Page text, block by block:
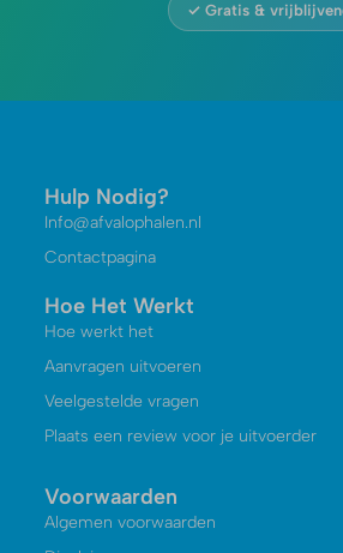
✓ Gratis &
Hulp Nodig?
Info@afvalophalen.nl
Contactpagina
Hoe Het Werkt
Hoe werkt het
Aanvragen uitvoeren
Veelgestelde vragen
Plaats een review voor je uitvoerder
Voorwaarden
Algemen voorwaarden